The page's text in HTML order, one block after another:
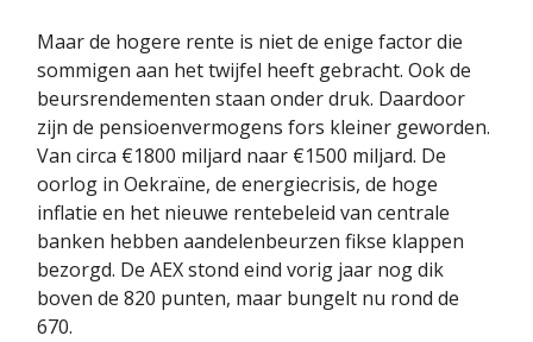
Maar de hogere rente is niet de enige factor die
sommigen aan het twijfel heeft gebracht. Ook de
beursrendementen staan onder druk. Daardoor
zijn de pensioenvermogens fors kleiner geworden.
Van circa €1800 miljard naar €1500 miljard. De
oorlog in Oekraïne, de energiecrisis, de hoge
inflatie en het nieuwe rentebeleid van centrale
banken hebben aandelenbeurzen fikse klappen
bezorgd. De AEX stond eind vorig jaar nog dik
boven de 820 punten, maar bungelt nu rond de
670.